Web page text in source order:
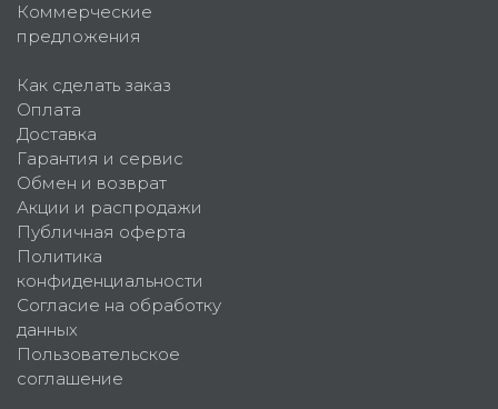
Коммерческие
предложения
Как сделать заказ
Оплата
Доставка
Гарантия и сервис
Обмен и возврат
Акции и распродажи
Публичная оферта
Политика
конфиденциальности
Согласие на обработку
данных
Пользовательское
соглашение